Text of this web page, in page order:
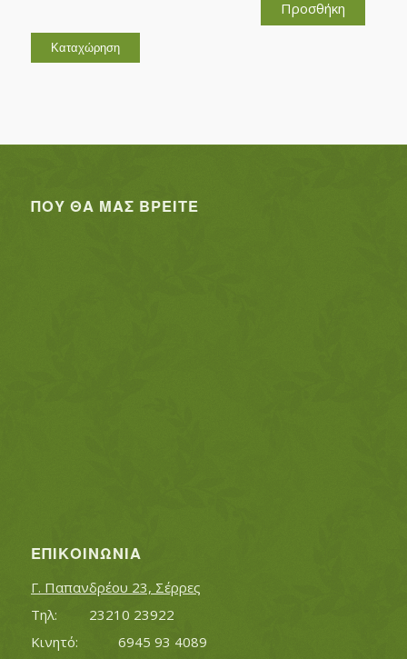
Προσθήκη
ΠΟΥ ΘΑ ΜΑΣ ΒΡΕΊΤΕ
ΕΠΙΚΟΙΝΩΝΊΑ
Γ. Παπανδρέου 23, Σέρρες
Τηλ:		23210 23922
Κινητό:		6945 93 4089